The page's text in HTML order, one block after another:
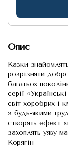
Опис
Казки
розрізняти
багатьох
серії
світ хоробрих і
з будь-якими
створять ефект
захоплять уяву
Корягін